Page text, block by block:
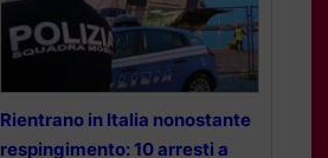
Rientrano in Italia nonostante
respingimento: 10 arresti a